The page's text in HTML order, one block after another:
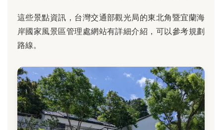
這些景點資訊，台灣交通部觀光局的東北角暨宜蘭海
岸國家風景區管理處網站有詳細介紹，可以參考規劃
路線。